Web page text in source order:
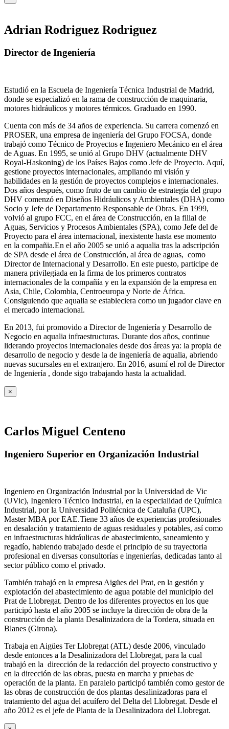
Adrian Rodriguez Rodriguez
Director de Ingeniería
Estudió en la Escuela de Ingeniería Técnica Industrial de Madrid,
donde se especializó en la rama de construcción de maquinaria,
motores hidráulicos y motores térmicos. Graduado en 1990.
Cuenta con más de 34 años de experiencia. Su carrera comenzó en
PROSER, una empresa de ingeniería del Grupo FOCSA, donde
trabajó como Técnico de Proyectos e Ingeniero Mecánico en el área
de Aguas. En 1995, se unió al Grupo DHV (actualmente DHV
Royal-Haskoning) de los Países Bajos como Jefe de Proyecto. Aquí,
gestione proyectos internacionales, ampliando mi visión y
habilidades en la gestión de proyectos complejos e internacionales.
Dos años después, como fruto de un cambio de estrategia del grupo
DHV comenzó en Diseños Hidráulicos y Ambientales (DHA) como
Socio y Jefe de Departamento Responsable de Obras. En 1999,
volvió al grupo FCC, en el área de Construcción, en la filial de
Aguas, Servicios y Procesos Ambientales (SPA), como Jefe del de
Proyecto para el área internacional, inexistente hasta ese momento
en la compañia.En el año 2005 se unió a aqualia tras la adscripción
de SPA desde el área de Construcción, al área de aguas, como
Director de Internacional y Desarrollo. En este puesto, participe de
manera privilegiada en la firma de los primeros contratos
internacionales de la compañía y en la expansión de la empresa en
Asia, Chile, Colombia, Centroeuropa y Norte de África.
Consiguiendo que aqualia se estableciera como un jugador clave en
el mercado internacional.
En 2013, fui promovido a Director de Ingeniería y Desarrollo de
Negocio en aqualia infraestructuras. Durante dos años, continue
liderando proyectos internacionales desde dos áreas ya: la propia de
desarrollo de negocio y desde la de ingeniería de aqualia, abriendo
nuevas sucursales en el extranjero. En 2016, asumí el rol de Director
de Ingeniería , donde sigo trabajando hasta la actualidad.
×
Carlos Miguel Centeno
Ingeniero Superior en Organización Industrial
Ingeniero en Organización Industrial por la Universidad de Vic
(UVic), Ingeniero Técnico Industrial, en la especialidad de Química
Industrial, por la Universidad Politécnica de Cataluña (UPC),
Master MBA por EAE.Tiene 33 años de experiencias profesionales
en desalación y tratamiento de aguas residuales y potables, así como
en infraestructuras hidráulicas de abastecimiento, saneamiento y
regadío, habiendo trabajado desde el principio de su trayectoria
profesional en diversas consultorías e ingenierías, dedicadas tanto al
sector público como el privado.
También trabajó en la empresa Aigües del Prat, en la gestión y
explotación del abastecimiento de agua potable del municipio del
Prat de Llobregat. Dentro de los diferentes proyectos en los que
participó hasta el año 2005 se incluye la dirección de obra de la
construcción de la planta Desalinizadora de la Tordera, situada en
Blanes (Girona).
Trabaja en Aigües Ter Llobregat (ATL) desde 2006, vinculado
desde entonces a la Desalinizadora del Llobregat, para la cual
trabajó en la dirección de la redacción del proyecto constructivo y
en la dirección de las obras, puesta en marcha y pruebas de
operación de la planta. En paralelo participó también como gestor de
las obras de construcción de dos plantas desalinizadoras para el
tratamiento del agua del acuífero del Delta del Llobregat. Desde el
año 2012 es el jefe de Planta de la Desalinizadora del Llobregat.